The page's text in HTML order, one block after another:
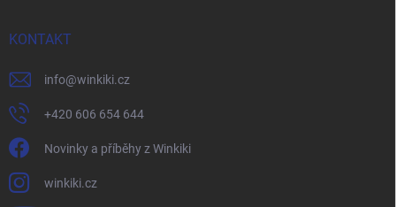
KONTAKT
info@winkiki.cz
+420 606 654 644
Novinky a příběhy z Winkiki
winkiki.cz